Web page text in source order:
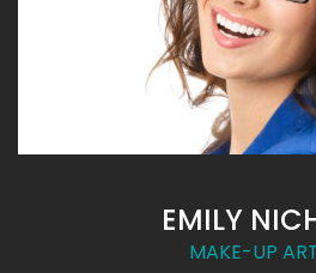
EMILY
MAKE-UP